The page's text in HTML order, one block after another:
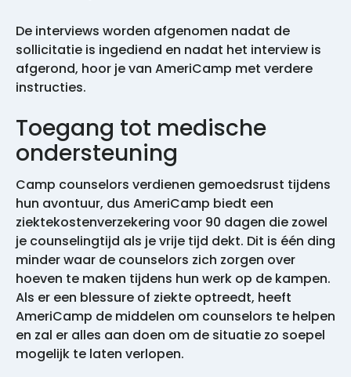
De interviews worden afgenomen nadat de
sollicitatie is ingediend en nadat het interview is
afgerond, hoor je van AmeriCamp met verdere
instructies.
Toegang tot medische
ondersteuning
Camp counselors verdienen gemoedsrust tijdens
hun avontuur, dus AmeriCamp biedt een
ziektekostenverzekering voor 90 dagen die zowel
je counselingtijd als je vrije tijd dekt. Dit is één ding
minder waar de counselors zich zorgen over
hoeven te maken tijdens hun werk op de kampen.
Als er een blessure of ziekte optreedt, heeft
AmeriCamp de middelen om counselors te helpen
en zal er alles aan doen om de situatie zo soepel
mogelijk te laten verlopen.